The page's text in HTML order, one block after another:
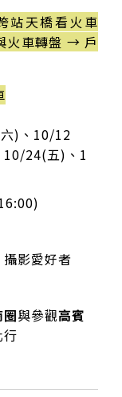
站天橋看火車
火車轉盤 → 戶
)、10/12
24(五)、1
影愛好者
與參觀高賓
行